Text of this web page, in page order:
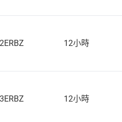
12小時
12小時